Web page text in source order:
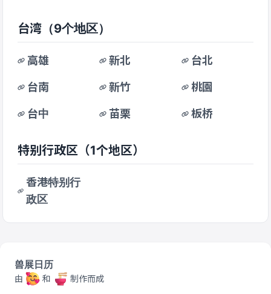
台湾 （9个地区）
高雄 新北 台北
台南 新竹 桃園
台中 苗栗 板桥
特别行政区 （1个地区）
香港特别行
政区
兽展日历
由 和 制作而成